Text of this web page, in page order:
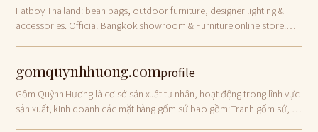
Fatboy Thailand: bean bags, outdoor furniture, designer lighting &
accessories. Official Bangkok showroom & Furniture online store.
gomquynhhuong.comprofile
Gốm Quỳnh Hương là cơ sở sản xuất tư nhân, hoạt động trong lĩnh vực
sản xuất, kinh doanh các mặt hàng gốm sứ bao gồm: Tranh gốm sứ, lọ